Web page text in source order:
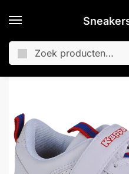
Kinderen / Kappa